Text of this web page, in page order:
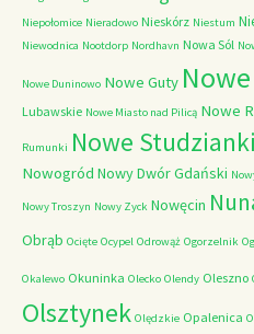
Niepołomice Nieradowo Nieskórz Niestum
Niewodnica Nootdorp Nordhavn Nowa Sól
Nowe Duninowo Nowe Guty
Lubawskie Nowe Miasto nad Pilicą Nowe
Rumunki Nowe Studzianki
Nowogród Nowy Dwór Gdański
Nowy Troszyn Nowy Zyck Nowęcin
Obrąb Ocięte Ocypel Odrowąż Ogorzelnik
Okalewo Okuninka Olecko Olendy Oleszno
Olsztynek Olędzkie Opalenica